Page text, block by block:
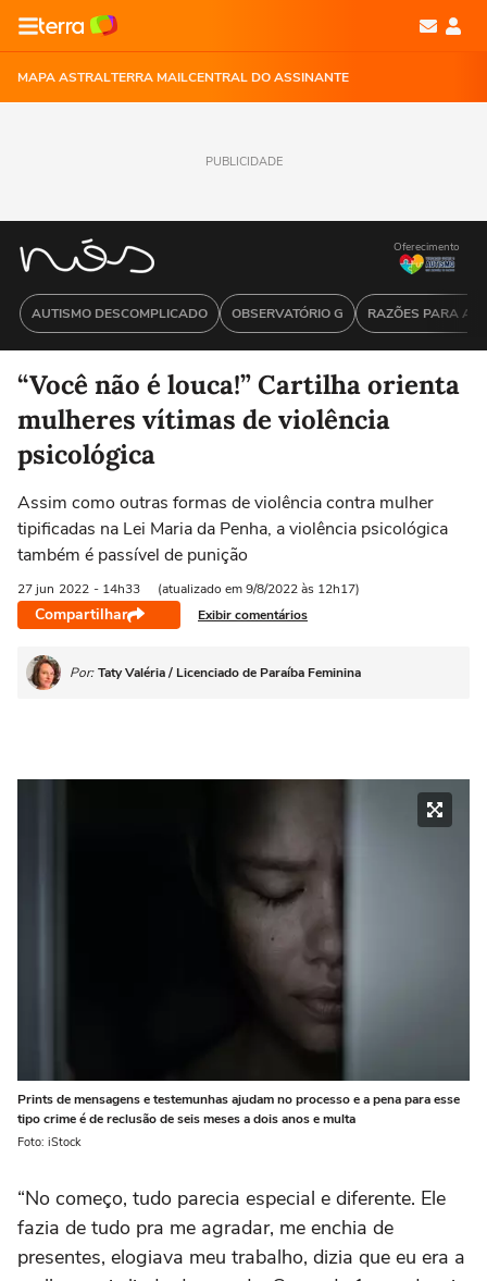
MAPA ASTRALTERRA MAILCENTRAL DO ASSINANTE
PUBLICIDADE
AUTISMO DESCOMPLICADO OBSERVATÓRIO G RAZÕES PARA
Oferecimento
“Você não é louca!” Cartilha orienta
mulheres vítimas de violência
psicológica
Assim como outras formas de violência contra mulher
tipificadas na Lei Maria da Penha, a violência psicológica
também é passível de punição
27 jun 2022 - 14h33 (atualizado em 9/8/2022 às 12h17)
Compartilhar Exibir comentários
Por: Taty Valéria / Licenciado de Paraíba Feminina
Prints de mensagens e testemunhas ajudam no processo e a pena para esse
tipo crime é de reclusão de seis meses a dois anos e multa
Foto: iStock
“No começo, tudo parecia especial e diferente. Ele
fazia de tudo pra me agradar, me enchia de
presentes, elogiava meu trabalho, dizia que eu era a